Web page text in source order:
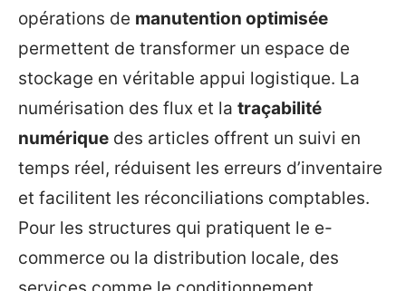
opérations de manutention optimisée
permettent de transformer un espace de
stockage en véritable appui logistique. La
numérisation des flux et la traçabilité
numérique des articles offrent un suivi en
temps réel, réduisent les erreurs d’inventaire
et facilitent les réconciliations comptables.
Pour les structures qui pratiquent le e-
commerce ou la distribution locale, des